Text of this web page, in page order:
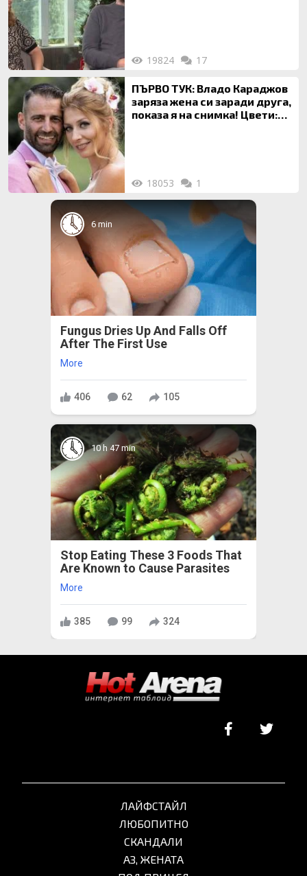
19824 17
ПЪРВО ТУК: Владо Караджов
заряза жена си заради друга,
показа я на снимка! Цвети:
18053 1
6 min
Fungus Dries Up And Falls Off
After The First Use
More
406 62 105
10 h 47 min
Stop Eating These 3 Foods That
Are Known to Cause Parasites
More
385 99 324
ЛАЙФСТАЙЛ
ЛЮБОПИТНО
СКАНДАЛИ
АЗ, ЖЕНАТА